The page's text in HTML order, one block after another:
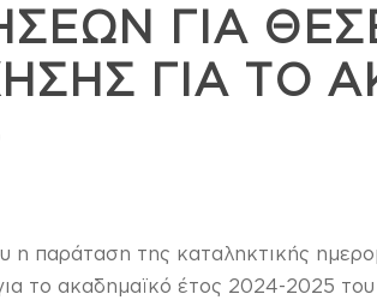
ΓΙΑ
ΓΙΑ ΤΟ
η παράταση της καταληκτικής
το ακαδημαϊκό έτος 2024-2025 του